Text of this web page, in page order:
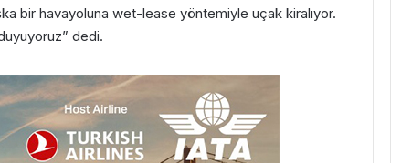
bir havayoluna wet-lease yöntemiyle uçak kiralıyor.
dedi.